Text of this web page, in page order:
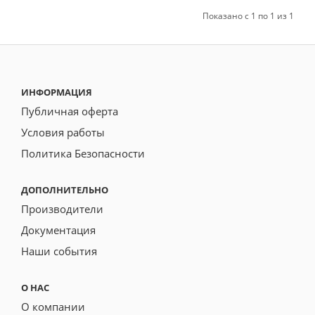
Показано с 1 по 1 из 1
ИНФОРМАЦИЯ
Публичная оферта
Условия работы
Политика Безопасности
ДОПОЛНИТЕЛЬНО
Производители
Документация
Наши события
О НАС
О компании